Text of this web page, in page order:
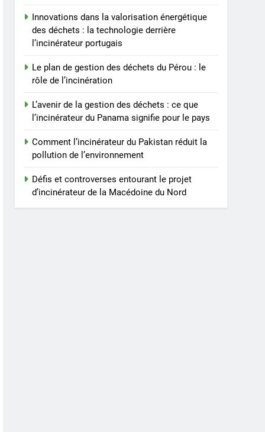
Innovations dans la valorisation énergétique
des déchets : la technologie derrière
l’incinérateur portugais
Le plan de gestion des déchets du Pérou : le
rôle de l’incinération
L’avenir de la gestion des déchets : ce que
l’incinérateur du Panama signifie pour le pays
Comment l’incinérateur du Pakistan réduit la
pollution de l’environnement
Défis et controverses entourant le projet
d’incinérateur de la Macédoine du Nord